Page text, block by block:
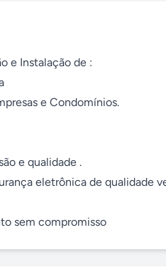
e Instalação de :
e Condomínios.
sem compromisso